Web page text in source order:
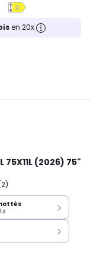
en 20x
75X11L (2026) 75"